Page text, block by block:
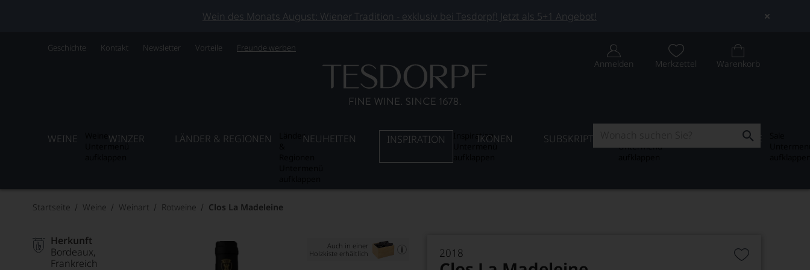
Wein des Monats August: Wiener Tradition - exklusiv bei Tesdorpf! Jetzt als 5+1 Angebot!
Geschichte Kontakt Newsletter Vorteile Freunde werben
Anmelden Merkzettel Warenkorb
WEINE WINZER LÄNDER & REGIONEN
LänderNEUHEITEN INSPIRATION
InspirationIKONEN SUBSKRIPTION
Untermenü
SALE
Startseite Weine Weinart Rotweine Clos La Madeleine
Herkunft
Bordeaux
Frankreich
Auch in einer
Holzkiste erhältlich
2018